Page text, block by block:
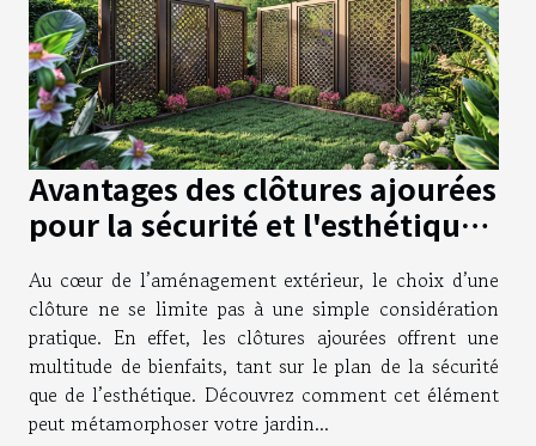
Avantages des clôtures ajourées
pour la sécurité et l'esthétique
Au cœur de l’aménagement extérieur, le choix d’une
clôture ne se limite pas à une simple considération
pratique. En effet, les clôtures ajourées offrent une
multitude de bienfaits, tant sur le plan de la sécurité
que de l’esthétique. Découvrez comment cet élément
peut métamorphoser votre jardin...